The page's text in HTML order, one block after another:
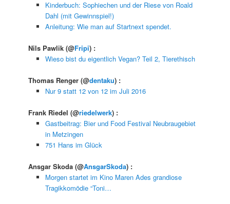
Kinderbuch: Sophiechen und der Riese von Roald
Dahl (mit Gewinnspiel!)
Anleitung: Wie man auf Startnext spendet.
Nils Pawlik(@Fripi) :
Wieso bist du eigentlich Vegan? Teil 2, Tierethisch
Thomas Renger(@dentaku) :
Nur 9 statt 12 von 12 im Juli 2016
Frank Riedel(@riedelwerk) :
Gastbeitrag: Bier und Food Festival Neubraugebiet
in Metzingen
751 Hans im Glück
Ansgar Skoda(@AnsgarSkoda) :
Morgen startet im Kino Maren Ades grandiose
Tragikkomödie “Toni…